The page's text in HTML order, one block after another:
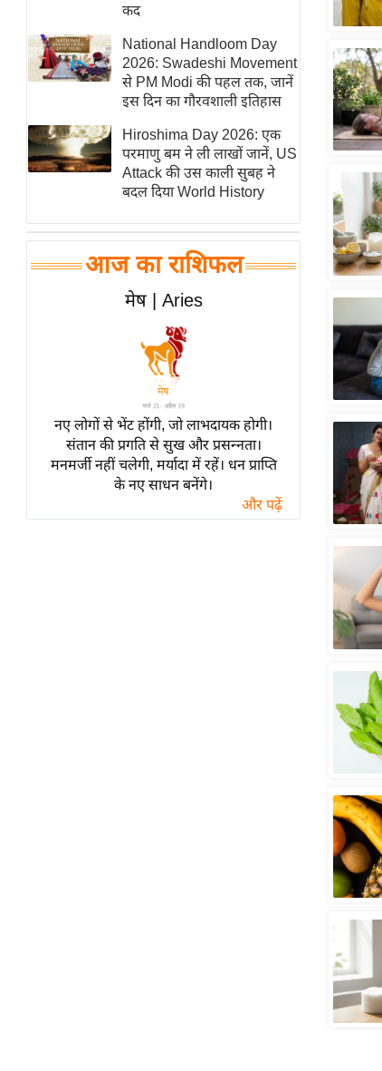
मिसाल बेमिसाल
शख्सियत
यंग इंडिया
साहित्य जगत
ऑटो वर्ल्ड
न्यूज ब्रीफ
बॉलीवुड
हॉलीवुड
फिल्म समीक्षा
लाइफस्टाइल
टेक्नॉलॉजी
ब्यूटी/फैशन
घरेलू नुस्खे
पर्यटन स्थल
फिटनेस मंत्रा
कद
National Handloom Day
2026: Swadeshi Movement
से PM Modi की पहल तक, जानें
इस दिन का गौरवशाली इतिहास
Hiroshima Day 2026: एक
परमाणु बम ने ली लाखों जानें, US
Attack की उस काली सुबह ने
बदल दिया World History
आज का राशिफल
मेष | Aries
नए लोगों से भेंट होंगी, जो लाभदायक होगी।
संतान की प्रगति से सुख और प्रसन्नता।
मनमर्जी नहीं चलेगी, मर्यादा में रहें। धन प्राप्ति
के नए साधन बनेंगे।
और पढ़ें